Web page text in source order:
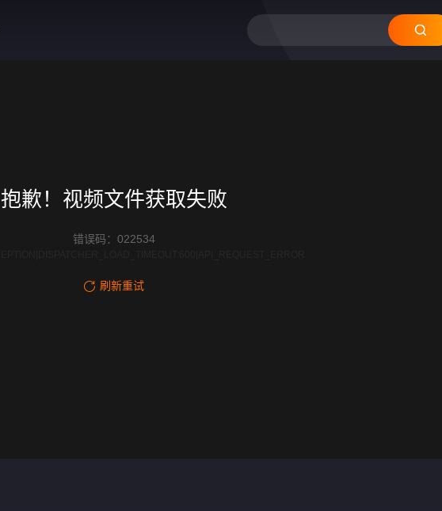
抱歉！视频文件获取失败
错误码：022534
刷新重试